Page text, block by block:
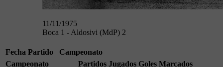
11/11/1975
Boca 1 - Aldosivi (MdP) 2
Fecha Partido
Campeonato
Campeonato
Partidos Jugados Goles Marcados